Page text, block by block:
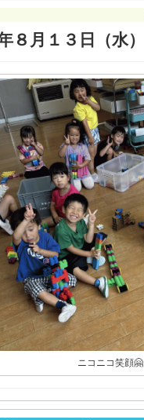
８月１３日（水）
ニコニコ笑顔🤗